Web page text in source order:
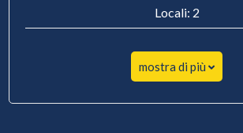
Locali: 2
mostra di più